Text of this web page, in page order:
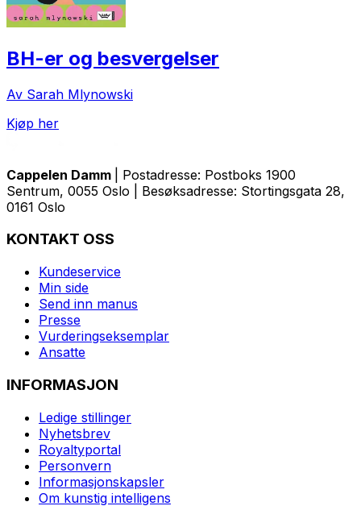
BH-er og besvergelser
Av Sarah Mlynowski
Kjøp her
Cappelen Damm
| Postadresse: Postboks 1900
Sentrum, 0055 Oslo | Besøksadresse: Stortingsgata 28,
0161 Oslo
KONTAKT OSS
Kundeservice
Min side
Send inn manus
Presse
Vurderingseksemplar
Ansatte
INFORMASJON
Ledige stillinger
Nyhetsbrev
Royaltyportal
Personvern
Informasjonskapsler
Om kunstig intelligens